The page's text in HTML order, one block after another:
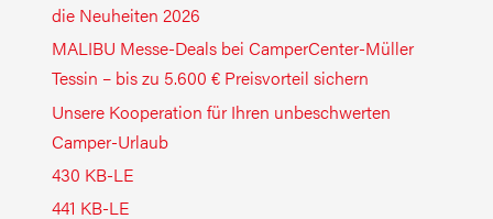
die Neuheiten 2026
MALIBU Messe-Deals bei CamperCenter-Müller
Tessin – bis zu 5.600 € Preisvorteil sichern
Unsere Kooperation für Ihren unbeschwerten
Camper-Urlaub
430 KB-LE
441 KB-LE